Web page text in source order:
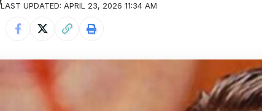
LAST UPDATED: APRIL 23, 2026 11:34 AM